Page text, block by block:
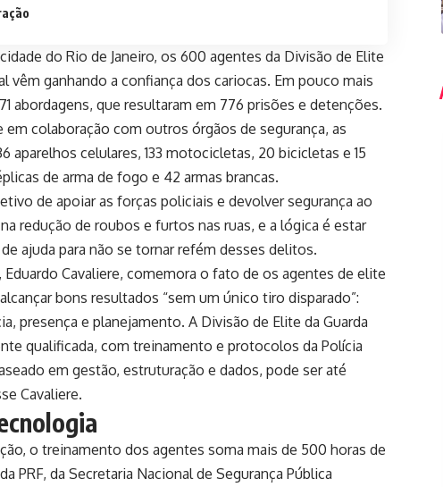
do Rio de Janeiro, os 600 agentes da Divisão de Elite
ganhando a confiança dos cariocas. Em pouco mais
abordagens, que resultaram em 776 prisões e detenções.
colaboração com outros órgãos de segurança, as
aparelhos celulares, 133 motocicletas, 20 bicicletas e 15
de arma de fogo e 42 armas brancas.
de apoiar as forças policiais e devolver segurança ao
redução de roubos e furtos nas ruas, e a lógica é estar
ajuda para não se tornar refém desses delitos.
Cavaliere, comemora o fato de os agentes de elite
bons resultados “sem um único tiro disparado”:
presença e planejamento. A Divisão de Elite da Guarda
qualificada, com treinamento e protocolos da Polícia
em gestão, estruturação e dados, pode ser até
Cavaliere.
o treinamento dos agentes soma mais de 500 horas de
PRF, da Secretaria Nacional de Segurança Pública